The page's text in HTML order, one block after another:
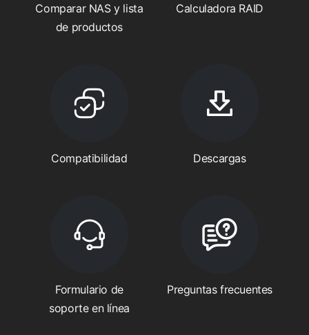
Comparar NAS y lista
de productos
Calculadora RAID
Compatibilidad Descargas
Formulario de
soporte en línea
Preguntas frecuentes